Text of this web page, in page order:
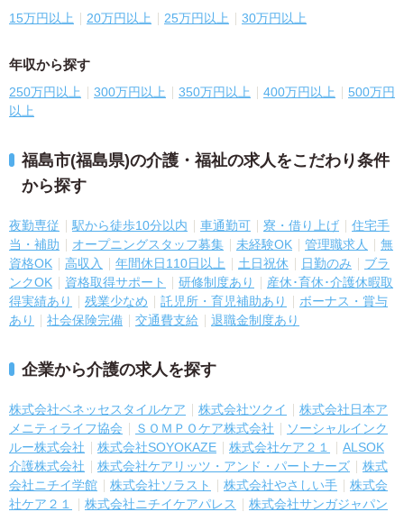
15万円以上 20万円以上 25万円以上 30万円以上
年収から探す
250万円以上 300万円以上 350万円以上 400万円以上
500万円
以上
福島市(福島県)の介護・福祉の求人をこだわり条件
から探す
夜勤専従 駅から徒歩10分以内 車通勤可 寮・借り上げ
住宅手
当・補助
オープニングスタッフ募集 未経験OK 管理職求人
無
資格OK
高収入 年間休日110日以上 土日祝休 日勤のみ
ブラ
ンクOK
資格取得サポート 研修制度あり
産休･育休･介護休暇取
得実績あり
残業少なめ 託児所・育児補助あり
ボーナス・賞与
あり
社会保険完備 交通費支給 退職金制度あり
企業から介護の求人を探す
株式会社ベネッセスタイルケア 株式会社ツクイ
株式会社日本ア
メニティライフ協会
ＳＯＭＰＯケア株式会社
ソーシャルインク
ルー株式会社
株式会社SOYOKAZE 株式会社ケア２１
ALSOK
介護株式会社
株式会社ケアリッツ・アンド・パートナーズ
株式
会社ニチイ学館
株式会社ソラスト 株式会社やさしい手
株式会
社ケア２１
株式会社ニチイケアパレス 株式会社サンガジャパン